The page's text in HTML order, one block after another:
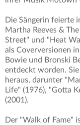
Die Sängerin feierte
Martha Reeves &
Street" und "Heat
als Coverversionen
Bowie und Bronski
entdeckt worden.
heraus, darunter
Life" (1976), "Gotta
(2001).
Der "Walk of Fame"